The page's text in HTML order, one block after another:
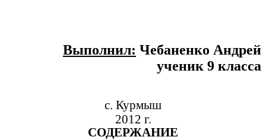
Выполнил: Чебаненко Андрей
ученик 9 класса
с. Курмыш
2012 г.
СОДЕРЖАНИЕ